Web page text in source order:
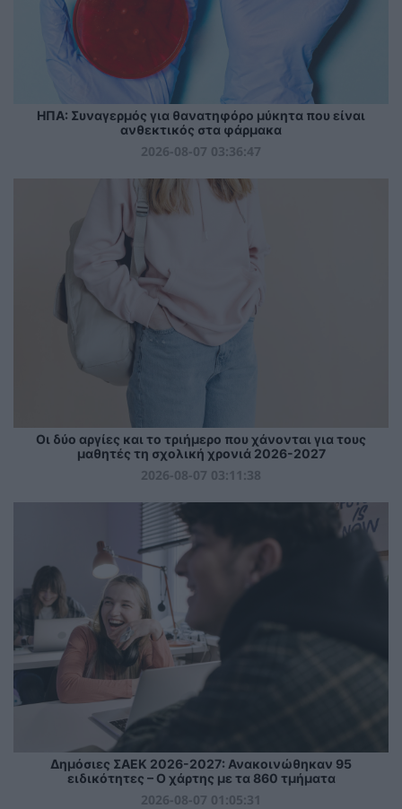
ΗΠΑ: Συναγερμός για θανατηφόρο μύκητα που είναι
ανθεκτικός στα φάρμακα
2026-08-07 03:36:47
Οι δύο αργίες και το τριήμερο που χάνονται για τους
μαθητές τη σχολική χρονιά 2026-2027
2026-08-07 03:11:38
Δημόσιες ΣΑΕΚ 2026-2027: Ανακοινώθηκαν 95
ειδικότητες – Ο χάρτης με τα 860 τμήματα
2026-08-07 01:05:31